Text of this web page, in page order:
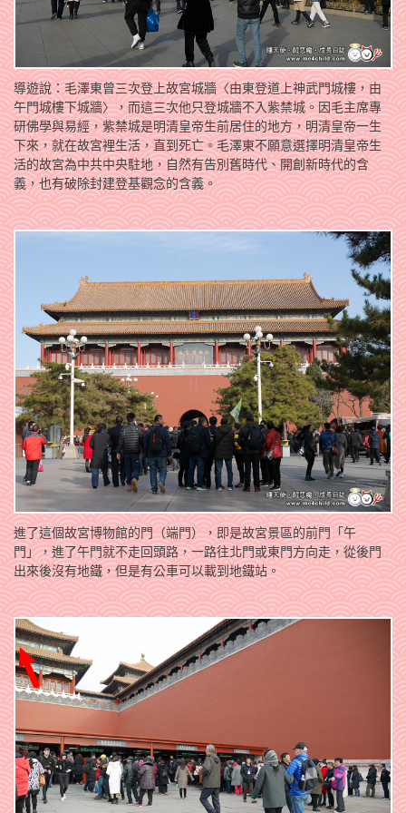
導遊說：毛澤東曾三次登上故宮城牆〈由東登道上神武門城樓，由
午門城樓下城牆〉，而這三次他只登城牆不入紫禁城。因毛主席專
研佛學與易經，紫禁城是明清皇帝生前居住的地方，明清皇帝一生
下來，就在故宮裡生活，直到死亡。毛澤東不願意選擇明清皇帝生
活的故宮為中共中央駐地，自然有告別舊時代、開創新時代的含
義，也有破除封建登基觀念的含義。
進了這個故宮博物館的門（端門），即是故宮景區的前門「午
門」，進了午門就不走回頭路，一路往北門或東門方向走，從後門
出來後沒有地鐵，但是有公車可以載到地鐵站。